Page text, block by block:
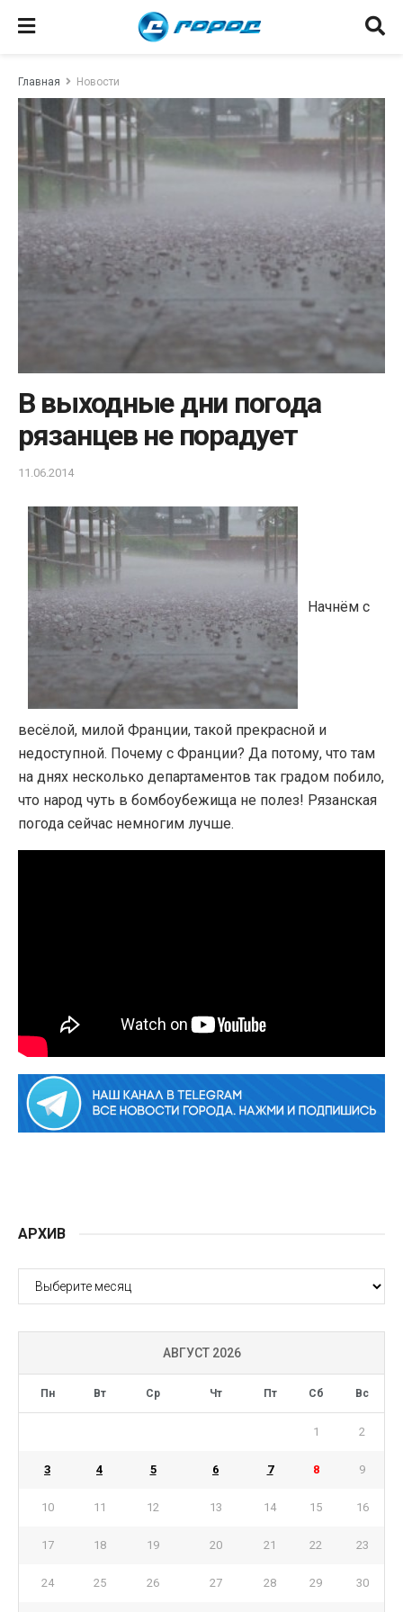
Главная Новости
В выходные дни погода
рязанцев не порадует
11.06.2014
Начнём с
весёлой, милой Франции, такой прекрасной и
недоступной. Почему с Франции? Да потому, что там
на днях несколько департаментов так градом побило,
что народ чуть в бомбоубежища не полез! Рязанская
погода сейчас немногим лучше.
АРХИВ
АРХИВ
АВГУСТ 2026
Пн Вт Ср Чт Пт Сб Вс
1 2
3 4 5 6 7 8 9
10 11 12 13 14 15 16
17 18 19 20 21 22 23
24 25 26 27 28 29 30